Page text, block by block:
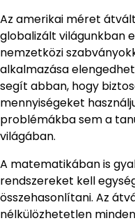
Az amerikai méret
globalizált világunkban
nemzetközi
alkalmazása
segít abban, hogy
mennyiségeket
problémákba sem a
világában.
A matematikában is
rendszereket kell
összehasonlítani. Az
nélkülözhetetlen